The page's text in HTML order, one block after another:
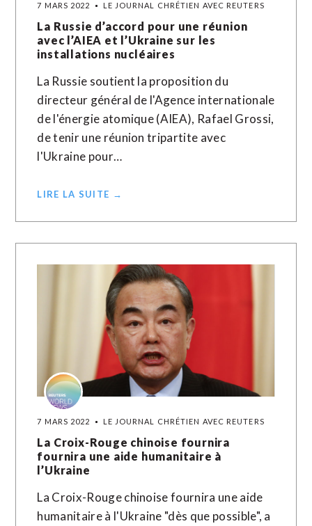
7 MARS 2022 LE JOURNAL CHRÉTIEN AVEC REUTERS
La Russie d’accord pour une réunion
avec l’AIEA et l’Ukraine sur les
installations nucléaires
La Russie soutient la proposition du
directeur général de l'Agence internationale
de l'énergie atomique (AIEA), Rafael Grossi,
de tenir une réunion tripartite avec
l'Ukraine pour…
LIRE LA SUITE →
7 MARS 2022 LE JOURNAL CHRÉTIEN AVEC REUTERS
La Croix-Rouge chinoise fournira
fournira une aide humanitaire à
l’Ukraine
La Croix-Rouge chinoise fournira une aide
humanitaire à l'Ukraine "dès que possible", a